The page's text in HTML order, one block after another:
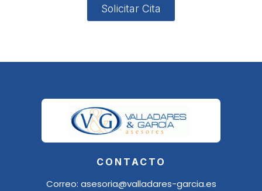
Solicitar Cita
CONTACTO
Correo: asesoria@valladares-garcia.es